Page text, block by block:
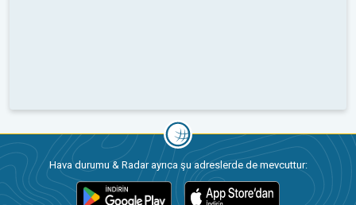
Hava durumu & Radar ayrıca şu adreslerde de mevcuttur: